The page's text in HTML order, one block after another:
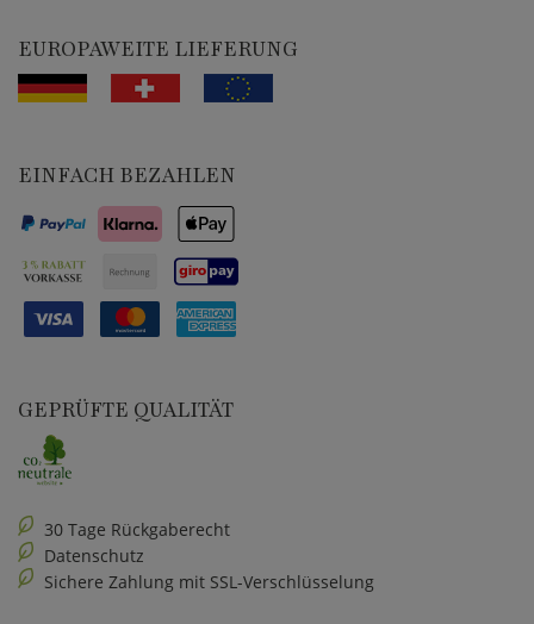
EUROPAWEITE LIEFERUNG
EINFACH BEZAHLEN
GEPRÜFTE QUALITÄT
30 Tage Rückgaberecht
Datenschutz
Sichere Zahlung mit SSL-Verschlüsselung